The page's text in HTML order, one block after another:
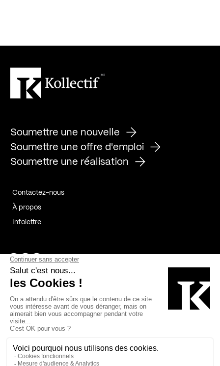
Soumettre une nouvelle
Soumettre une offre d'emploi
Soumettre une réalisation
Contactez-nous
À propos
Infolettre
Page Facebook de Kollectif
Page Instagram de Kollectif
Page Linkedin de Kollectif
Bâtiment-Durable-Québec-1
Esquisses-1IRAC-1
MP-1 v2com-1